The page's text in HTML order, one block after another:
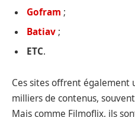
Gofram ;
Batiav ;
ETC.
Ces sites offrent également
milliers de contenus,
Mais comme Filmoflix, ils